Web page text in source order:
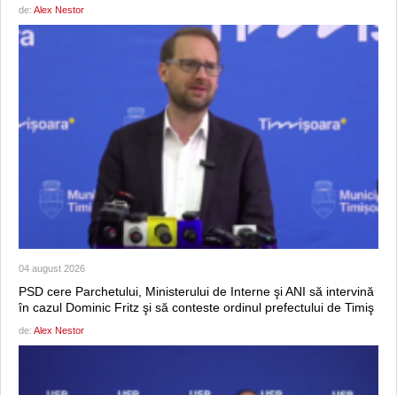
de: Alex Nestor
04 august 2026
PSD cere Parchetului, Ministerului de Interne şi ANI să intervină
în cazul Dominic Fritz şi să conteste ordinul prefectului de Timiş
de: Alex Nestor